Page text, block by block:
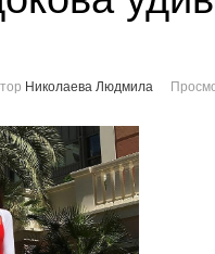
Николаева Людмила